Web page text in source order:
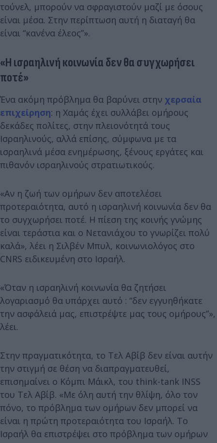
τούνελ, μπορούν να σφραγιστούν μαζί με όσους
είναι μέσα. Στην περίπτωση αυτή η διαταγή θα
είναι “κανένα έλεος”».
«Η ισραηλινή κοινωνία δεν θα συγχωρήσει
ποτέ»
Ένα ακόμη πρόβλημα θα βαρύνει στην χερσαία
επιχείρηση: η Χαμάς έχει συλλάβει ομήρους
δεκάδες πολίτες, στην πλειονότητά τους
Ισραηλινούς, αλλά επίσης, σύμφωνα με τα
ισραηλινά μέσα ενημέρωσης, ξένους εργάτες και
πιθανόν ισραηλινούς στρατιωτικούς.
«Αν η ζωή των ομήρων δεν αποτελέσει
προτεραιότητα, αυτό η ισραηλινή κοινωνία δεν θα
το συγχωρήσει ποτέ. Η πίεση της κοινής γνώμης
είναι τεράστια και ο Νετανιάχου το γνωρίζει πολύ
καλά», λέει η Σιλβέν Μπυλ, κοινωνιολόγος στο
CNRS ειδικευμένη στο Ισραήλ.
«Όταν η ισραηλινή κοινωνία θα ζητήσει
λογαριασμό θα υπάρχει αυτό : “δεν εγγυηθήκατε
την ασφάλειά μας, επιστρέψτε μας τους ομήρους”»,
λέει.
Στην πραγματικότητα, το Τελ Αβίβ δεν είναι αυτήν
την στιγμή σε θέση να διαπραγματευθεί,
επισημαίνει ο Κόμπι Μάικλ, του think-tank INSS
του Τελ Αβίβ. «Με όλη αυτή την θλίψη, όλο τον
πόνο, το πρόβλημα των ομήρων δεν μπορεί να
είναι η πρώτη προτεραιότητα του Ισραήλ. Το
Ισραήλ θα επιστρέψει στο πρόβλημα των ομήρων